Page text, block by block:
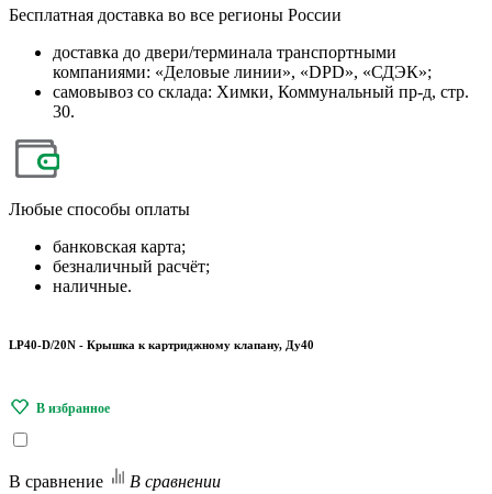
Бесплатная доставка во все регионы России
доставка до двери/терминала транспортными
компаниями: «Деловые линии», «DPD», «СДЭК»;
самовывоз со склада: Химки, Коммунальный пр-д, стр.
30.
Любые способы оплаты
банковская карта;
безналичный расчёт;
наличные.
LP40-D/20N - Крышка к картриджному клапану, Ду40
В сравнение
В сравнении